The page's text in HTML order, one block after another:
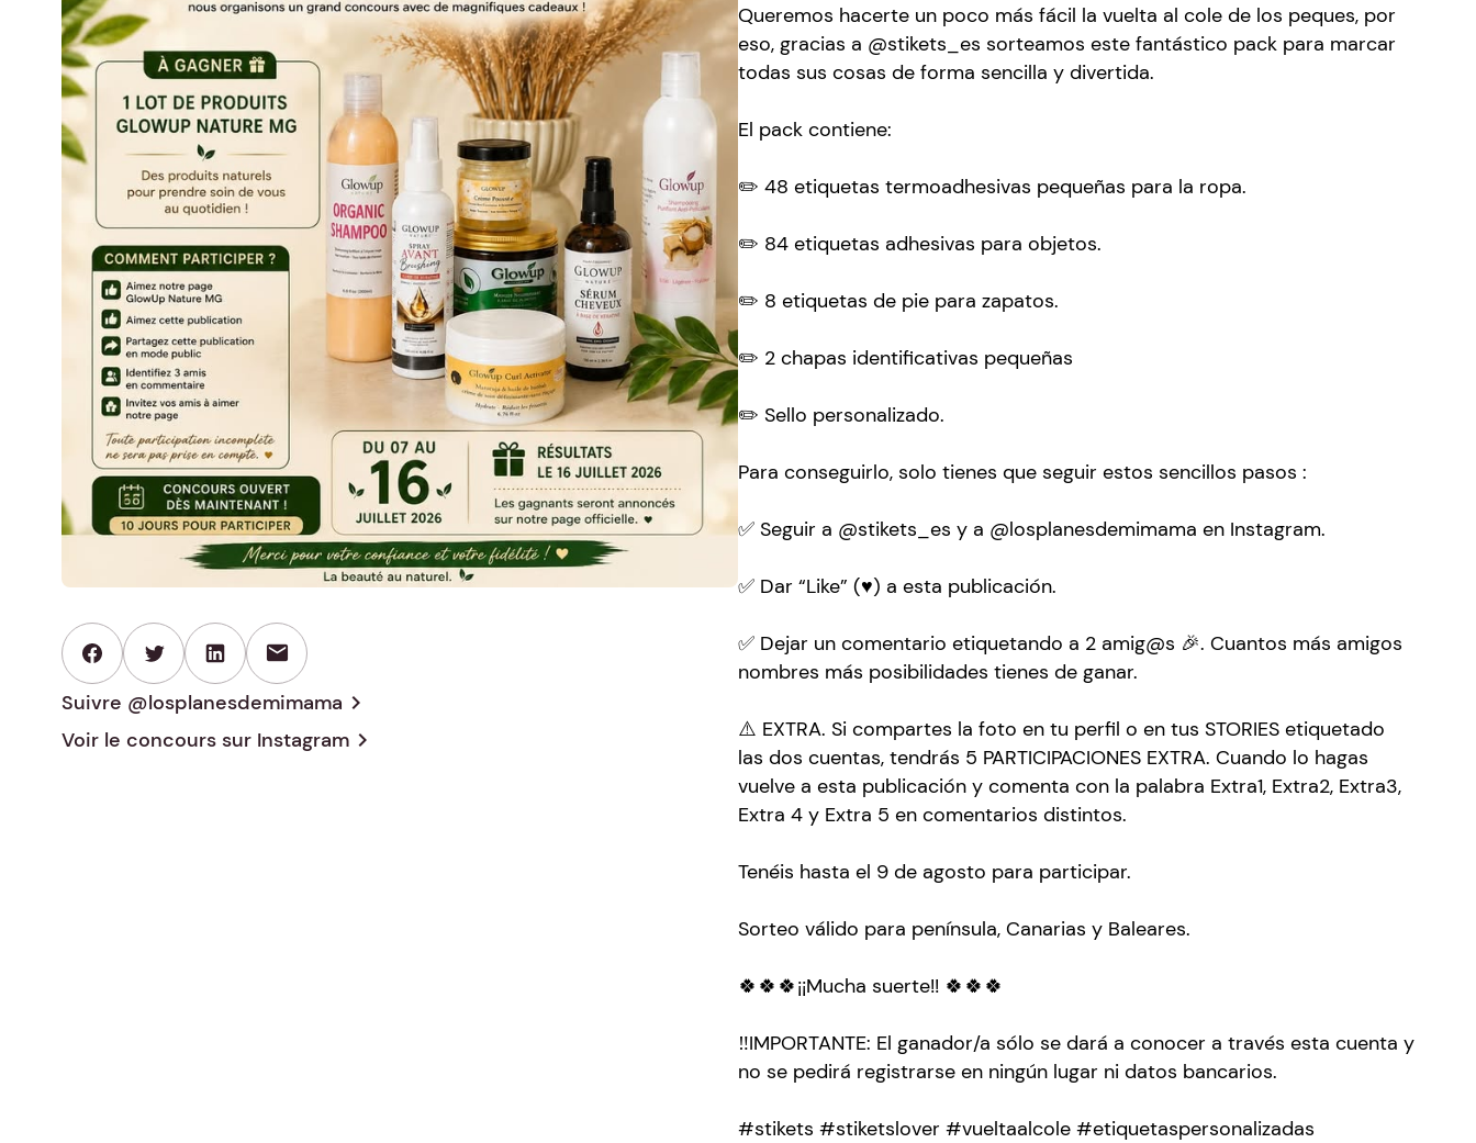
mail
Suivre @losplanesdemimama chevron_right
Voir le concours sur Instagram chevron_right
Queremos hacerte un poco más fácil la vuelta al cole de los peques, por
eso, gracias a @stikets_es sorteamos este fantástico pack para marcar
todas sus cosas de forma sencilla y divertida.
El pack contiene:
✏️ 48 etiquetas termoadhesivas pequeñas para la ropa.
✏️ 84 etiquetas adhesivas para objetos.
✏️ 8 etiquetas de pie para zapatos.
✏️ 2 chapas identificativas pequeñas
✏️ Sello personalizado.
Para conseguirlo, solo tienes que seguir estos sencillos pasos :
✅ Seguir a @stikets_es y a @losplanesdemimama en Instagram.
✅ Dar “Like” (♥️) a esta publicación.
✅ Dejar un comentario etiquetando a 2 amig@s 🎉. Cuantos más amigos
nombres más posibilidades tienes de ganar.
⚠️ EXTRA. Si compartes la foto en tu perfil o en tus STORIES etiquetado
las dos cuentas, tendrás 5 PARTICIPACIONES EXTRA. Cuando lo hagas
vuelve a esta publicación y comenta con la palabra Extra1, Extra2, Extra3,
Extra 4 y Extra 5 en comentarios distintos.
Tenéis hasta el 9 de agosto para participar.
Sorteo válido para península, Canarias y Baleares.
🍀🍀🍀¡¡Mucha suerte!! 🍀🍀🍀
‼️IMPORTANTE: El ganador/a sólo se dará a conocer a través esta cuenta y
no se pedirá registrarse en ningún lugar ni datos bancarios.
#stikets #stiketslover #vueltaalcole #etiquetaspersonalizadas